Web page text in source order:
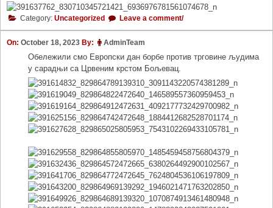
Category: Uncategorized Leave a comment/
On: October 18, 2023 By: AdminTeam
Обележили смо Европски дан борбе против трговине људима
у сарадњи са Црвеним крстом Бољевац.